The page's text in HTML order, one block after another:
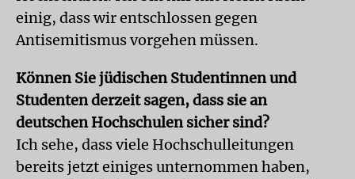
einig, dass wir entschlossen gegen
Antisemitismus vorgehen müssen.
Können Sie jüdischen Studentinnen und
Studenten derzeit sagen, dass sie an
deutschen Hochschulen sicher sind?
Ich sehe, dass viele Hochschulleitungen
bereits jetzt einiges unternommen haben,